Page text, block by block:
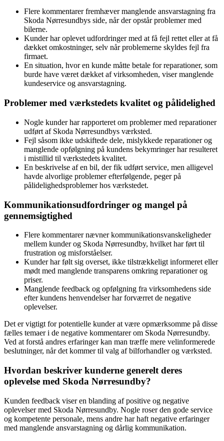
Flere kommentarer fremhæver manglende ansvarstagning fra
Skoda Nørresundbys side, når der opstår problemer med
bilerne.
Kunder har oplevet udfordringer med at få fejl rettet eller at få
dækket omkostninger, selv når problemerne skyldes fejl fra
firmaet.
En situation, hvor en kunde måtte betale for reparationer, som
burde have været dækket af virksomheden, viser manglende
kundeservice og ansvarstagning.
Problemer med værkstedets kvalitet og pålidelighed
Nogle kunder har rapporteret om problemer med reparationer
udført af Skoda Nørresundbys værksted.
Fejl såsom ikke udskiftede dele, mislykkede reparationer og
manglende opfølgning på kundens bekymringer har resulteret
i mistillid til værkstedets kvalitet.
En beskrivelse af en bil, der fik udført service, men alligevel
havde alvorlige problemer efterfølgende, peger på
pålidelighedsproblemer hos værkstedet.
Kommunikationsudfordringer og mangel på
gennemsigtighed
Flere kommentarer nævner kommunikationsvanskeligheder
mellem kunder og Skoda Nørresundby, hvilket har ført til
frustration og misforståelser.
Kunder har følt sig overset, ikke tilstrækkeligt informeret eller
mødt med manglende transparens omkring reparationer og
priser.
Manglende feedback og opfølgning fra virksomhedens side
efter kundens henvendelser har forværret de negative
oplevelser.
Det er vigtigt for potentielle kunder at være opmærksomme på disse
fælles temaer i de negative kommentarer om Skoda Nørresundby.
Ved at forstå andres erfaringer kan man træffe mere velinformerede
beslutninger, når det kommer til valg af bilforhandler og værksted.
Hvordan beskriver kunderne generelt deres
oplevelse med Skoda Nørresundby?
Kunden feedback viser en blanding af positive og negative
oplevelser med Skoda Nørresundby. Nogle roser den gode service
og kompetente personale, mens andre har haft negative erfaringer
med manglende ansvarstagning og dårlig kommunikation.